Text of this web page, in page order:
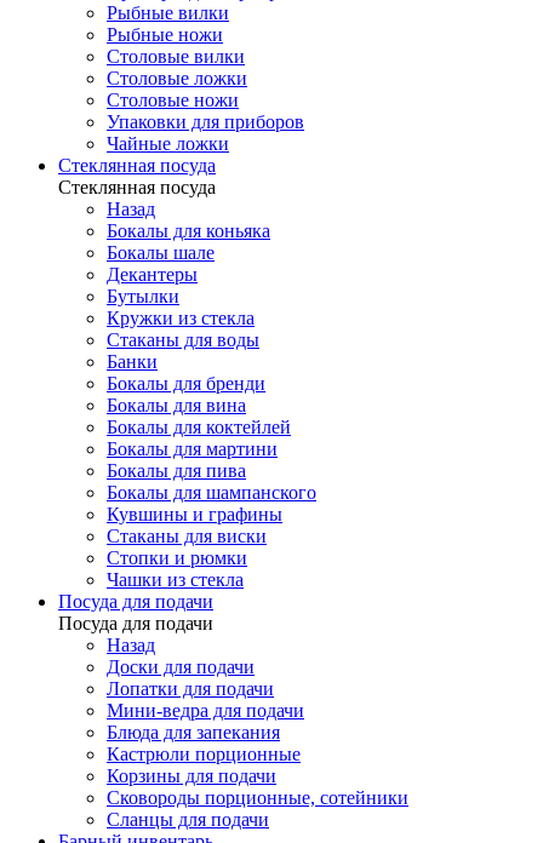
Рыбные вилки
Рыбные ножи
Столовые вилки
Столовые ложки
Столовые ножи
Упаковки для приборов
Чайные ложки
Стеклянная посуда
Стеклянная посуда
Назад
Бокалы для коньяка
Бокалы шале
Декантеры
Бутылки
Кружки из стекла
Стаканы для воды
Банки
Бокалы для бренди
Бокалы для вина
Бокалы для коктейлей
Бокалы для мартини
Бокалы для пива
Бокалы для шампанского
Кувшины и графины
Стаканы для виски
Стопки и рюмки
Чашки из стекла
Посуда для подачи
Посуда для подачи
Назад
Доски для подачи
Лопатки для подачи
Мини-ведра для подачи
Блюда для запекания
Кастрюли порционные
Корзины для подачи
Сковороды порционные, сотейники
Сланцы для подачи